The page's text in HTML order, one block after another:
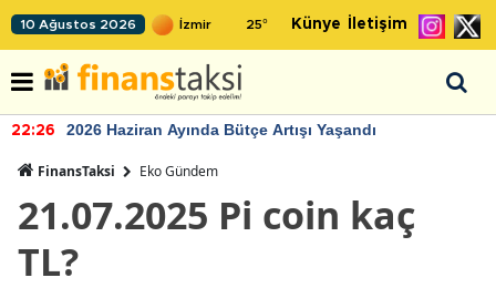
10 Ağustos 2026 25° Künye İletişim
22:26 2026 Haziran Ayında Bütçe Artışı Yaşandı
FinansTaksi Eko Gündem
21.07.2025 Pi coin kaç
TL?